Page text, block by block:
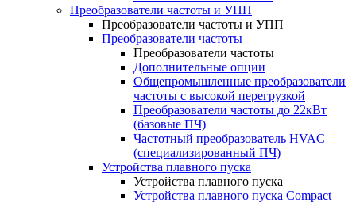
Преобразователи частоты и УПП
Преобразователи частоты и УПП
Преобразователи частоты
Преобразователи частоты
Дополнительные опции
Общепромышленные преобразователи
частоты с высокой перегрузкой
Преобразователи частоты до 22кВт
(базовые ПЧ)
Частотный преобразователь HVAC
(специализированный ПЧ)
Устройства плавного пуска
Устройства плавного пуска
Устройства плавного пуска Compact